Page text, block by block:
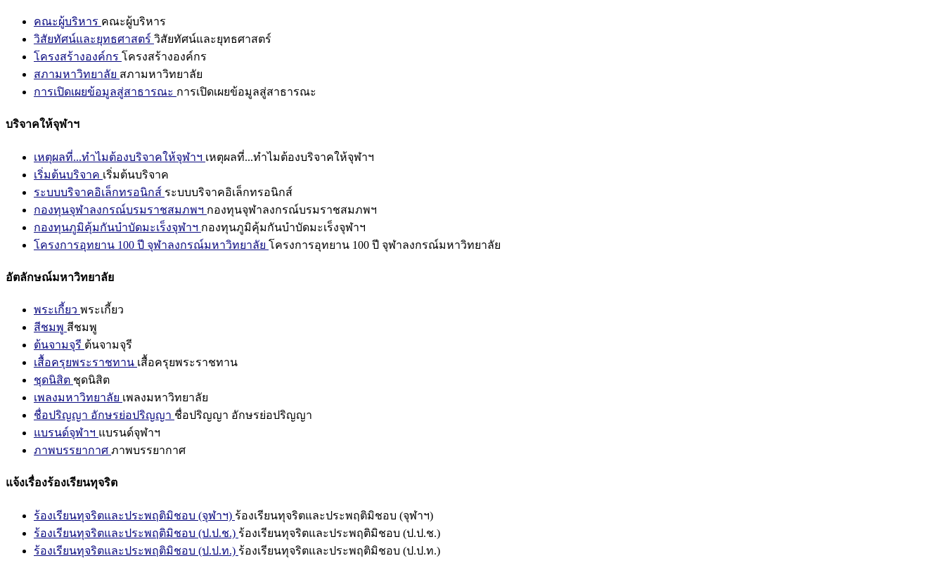
คณะผู้บริหาร คณะผู้บริหาร
วิสัยทัศน์และยุทธศาสตร์ วิสัยทัศน์และยุทธศาสตร์
โครงสร้างองค์กร โครงสร้างองค์กร
สภามหาวิทยาลัย สภามหาวิทยาลัย
การเปิดเผยข้อมูลสู่สาธารณะ การเปิดเผยข้อมูลสู่สาธารณะ
บริจาคให้จุฬาฯ
เหตุผลที่...ทำไมต้องบริจาคให้จุฬาฯ เหตุผลที่...ทำไมต้องบริจาคให้จุฬาฯ
เริ่มต้นบริจาค เริ่มต้นบริจาค
ระบบบริจาคอิเล็กทรอนิกส์ ระบบบริจาคอิเล็กทรอนิกส์
กองทุนจุฬาลงกรณ์บรมราชสมภพฯ กองทุนจุฬาลงกรณ์บรมราชสมภพฯ
กองทุนภูมิคุ้มกันบำบัดมะเร็งจุฬาฯ กองทุนภูมิคุ้มกันบำบัดมะเร็งจุฬาฯ
โครงการอุทยาน 100 ปี จุฬาลงกรณ์มหาวิทยาลัย โครงการอุทยาน 100 ปี จุฬาลงกรณ์มหาวิทยาลัย
อัตลักษณ์มหาวิทยาลัย
พระเกี้ยว พระเกี้ยว
สีชมพู สีชมพู
ต้นจามจุรี ต้นจามจุรี
เสื้อครุยพระราชทาน เสื้อครุยพระราชทาน
ชุดนิสิต ชุดนิสิต
เพลงมหาวิทยาลัย เพลงมหาวิทยาลัย
ชื่อปริญญา อักษรย่อปริญญา ชื่อปริญญา อักษรย่อปริญญา
แบรนด์จุฬาฯ แบรนด์จุฬาฯ
ภาพบรรยากาศ ภาพบรรยากาศ
แจ้งเรื่องร้องเรียนทุจริต
ร้องเรียนทุจริตและประพฤติมิชอบ (จุฬาฯ) ร้องเรียนทุจริตและประพฤติมิชอบ (จุฬาฯ)
ร้องเรียนทุจริตและประพฤติมิชอบ (ป.ป.ช.) ร้องเรียนทุจริตและประพฤติมิชอบ (ป.ป.ช.)
ร้องเรียนทุจริตและประพฤติมิชอบ (ป.ป.ท.) ร้องเรียนทุจริตและประพฤติมิชอบ (ป.ป.ท.)